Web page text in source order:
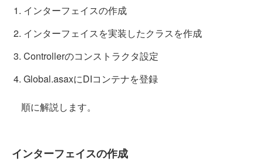
インターフェイスの作成
インターフェイスを実装したクラスを作成
Controllerのコンストラクタ設定
Global.asaxにDIコンテナを登録
順に解説します。
インターフェイスの作成